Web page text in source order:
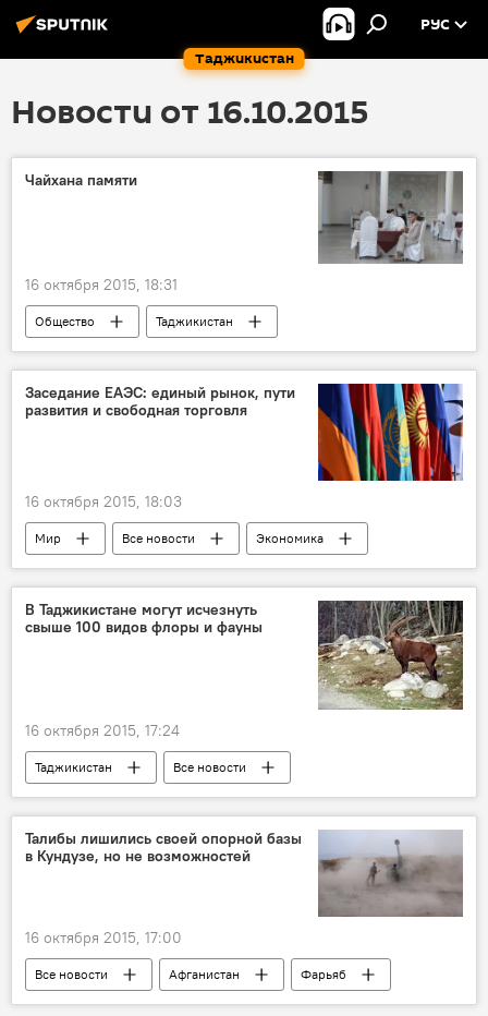
Таджикистан
РУС
Новости от 16.10.2015
Чайхана памяти
16 октября 2015, 18:31
Общество
Таджикистан
Все новости
Новости Душанбе
Чайхана "Рохат"
снос
Заседание ЕАЭС: единый рынок, пути
развития и свободная торговля
16 октября 2015, 18:03
Мир Все новости
Экономика
Казахстан
Израиль
Вьетнам
Индия
Египет
Иран
ЕАЭС
рынок
торговля
В Таджикистане могут исчезнуть
свыше 100 видов флоры и фауны
16 октября 2015, 17:24
Таджикистан
Все новости
Хикмат Хисориев
флора и фауна
сурок Мензбира
Талибы лишились своей опорной базы
в Кундузе, но не возможностей
16 октября 2015, 17:00
Все новости Афганистан
Фарьяб
Кундуз
Тахор
Урузган